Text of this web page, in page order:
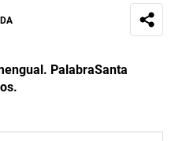
PalabraSanta